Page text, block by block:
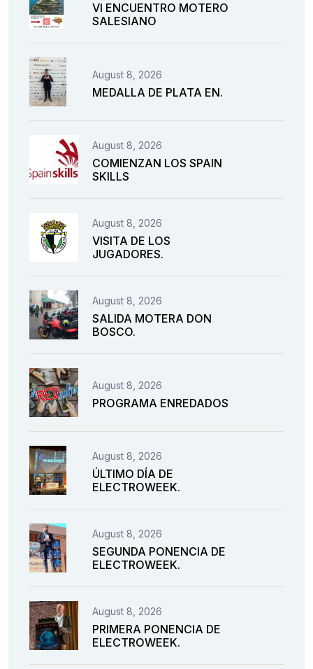
VI ENCUENTRO MOTERO
SALESIANO
August 8, 2026
MEDALLA DE PLATA EN.
August 8, 2026
COMIENZAN LOS SPAIN
SKILLS
August 8, 2026
VISITA DE LOS
JUGADORES.
August 8, 2026
SALIDA MOTERA DON
BOSCO.
August 8, 2026
PROGRAMA ENREDADOS
August 8, 2026
ÚLTIMO DÍA DE
ELECTROWEEK.
August 8, 2026
SEGUNDA PONENCIA DE
ELECTROWEEK.
August 8, 2026
PRIMERA PONENCIA DE
ELECTROWEEK.